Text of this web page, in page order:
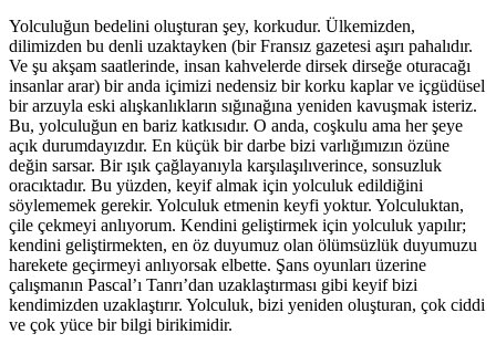
Yolculuğun bedelini oluşturan şey, korkudur. Ülkemizden,
dilimizden bu denli uzaktayken (bir Fransız gazetesi aşırı pahalıdır.
Ve şu akşam saatlerinde, insan kahvelerde dirsek dirseğe oturacağı
insanlar arar) bir anda içimizi nedensiz bir korku kaplar ve içgüdüsel
bir arzuyla eski alışkanlıkların sığınağına yeniden kavuşmak isteriz.
Bu, yolculuğun en bariz katkısıdır. O anda, coşkulu ama her şeye
açık durumdayızdır. En küçük bir darbe bizi varlığımızın özüne
değin sarsar. Bir ışık çağlayanıyla karşılaşılıverince, sonsuzluk
oracıktadır. Bu yüzden, keyif almak için yolculuk edildiğini
söylememek gerekir. Yolculuk etmenin keyfi yoktur. Yolculuktan,
çile çekmeyi anlıyorum. Kendini geliştirmek için yolculuk yapılır;
kendini geliştirmekten, en öz duyumuz olan ölümsüzlük duyumuzu
harekete geçirmeyi anlıyorsak elbette. Şans oyunları üzerine
çalışmanın Pascal’ı Tanrı’dan uzaklaştırması gibi keyif bizi
kendimizden uzaklaştırır. Yolculuk, bizi yeniden oluşturan, çok ciddi
ve çok yüce bir bilgi birikimidir.